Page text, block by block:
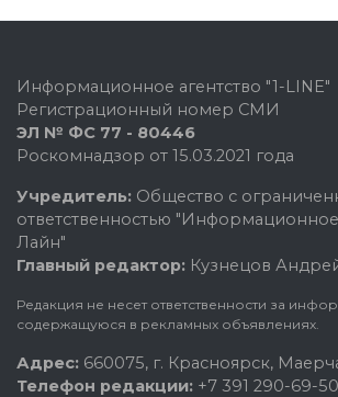
Информационное агентство "1-LINE"
Регистрационный номер СМИ
ЭЛ № ФС 77 - 80446
Роскомнадзор от 15.03.2021 года
Учредитель: Общество с
ответственностью "Информационное
Лайн"
Главный редактор: Кузнецов
Редакция не несет ответственности за
содержащуюся в рекламных объявлениях.
Адрес: 660075, г. Красноярск,
Телефон редакции: +7 391 290-69-